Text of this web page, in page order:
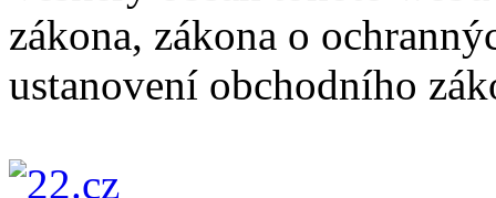
zákona, zákona o
ustanovení obchodního